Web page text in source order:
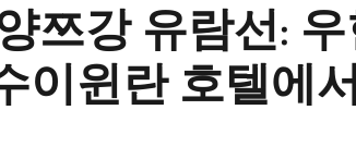
쯔강 유람선:
이윈란 호텔에